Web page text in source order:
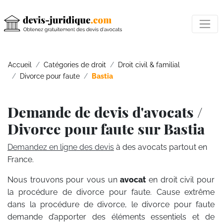
Accueil Catégories de droit
Droit civil & familial
Divorce pour faute
Bastia
Demande de devis d'avocats /
Divorce pour faute sur Bastia
Demandez en ligne des devis à des avocats partout en
France.
Nous trouvons pour vous unavocaten droit civil pour
la procédure de divorce pour faute. Cause extrême
dans la procédure de divorce, le divorce pour faute
demande d’apporter des éléments essentiels et de